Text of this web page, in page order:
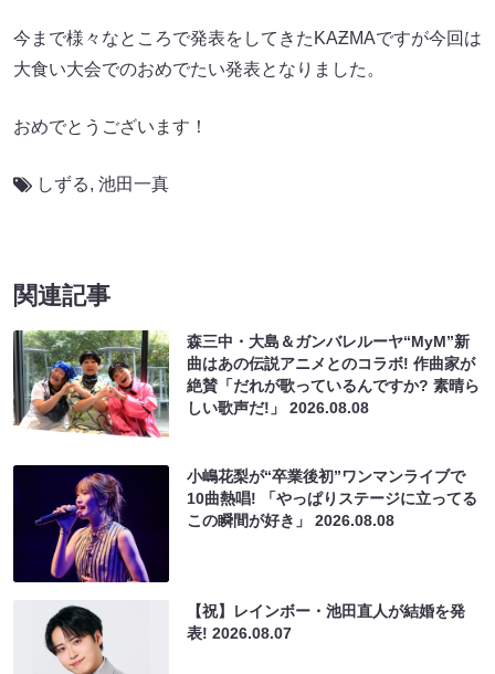
今まで様々なところで発表をしてきたKAƵMAですが今回は
大食い大会でのおめでたい発表となりました。
おめでとうございます！
しずる, 池田一真
関連記事
森三中・大島＆ガンバレルーヤ“MyM”新
曲はあの伝説アニメとのコラボ! 作曲家が
絶賛「だれが歌っているんですか? 素晴ら
しい歌声だ!」2026.08.08
小嶋花梨が“卒業後初”ワンマンライブで
10曲熱唱! 「やっぱりステージに立ってる
この瞬間が好き」2026.08.08
【祝】レインボー・池田直人が結婚を発
表!2026.08.07